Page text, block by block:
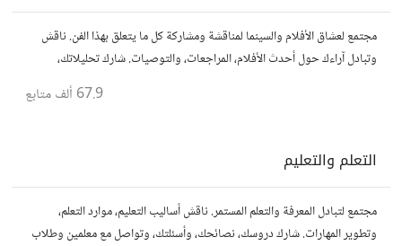
مجتمع لعشاق الأفلام والسينما لمناقشة ومشاركة كل ما يتعلق بهذا الفن. ناقش
وتبادل آراءك حول أحدث الأفلام، المراجعات، والتوصيات. شارك تحليلاتك،
قصصك، واستمتع بنقاشات حول الأفلام والمخرجين والسيناريوهات.
67.9 ألف متابع
التعلم والتعليم
مجتمع لتبادل المعرفة والتعلم المستمر. ناقش أساليب التعليم، موارد التعلم،
وتطوير المهارات. شارك دروسك، نصائحك، وأسئلتك، وتواصل مع معلمين وطلاب